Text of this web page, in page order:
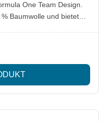
One Team Design.
Baumwolle und bietet
Logos ist es der ideale
oder den Alltag.
AMG PETRONAS